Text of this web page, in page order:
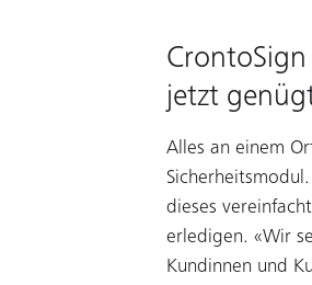
jetzt
Alles an einem
dieses
erledigen. «Wir
Kundinnen und